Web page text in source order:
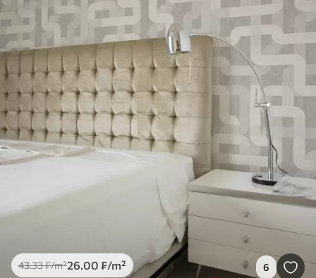
43.33₣/m²26.00 ₣/m² 6